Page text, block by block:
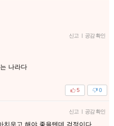
신고 | 공감 확인
나라다
0
5
신고 | 공감 확인
치우고 해야 좋을텐데 걱정이다